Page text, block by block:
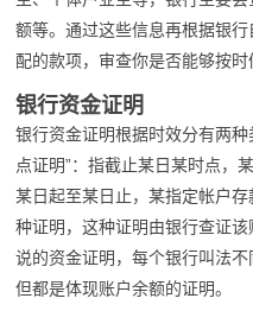
额等。通过这些信息再根据银
配的款项，审查你是否能够按时
银行资金证明
银行资金证明根据时效分有两种
点证明”：指截止某日某时点，
某日起至某日止，某指定帐户
种证明，这种证明由银行查证
说的资金证明，每个银行叫法不
但都是体现账户余额的证明。